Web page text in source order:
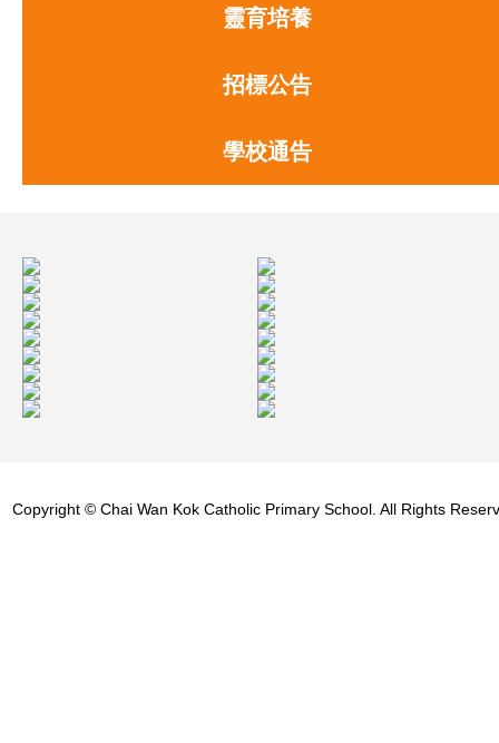
靈育培養
招標公告
學校通告
Copyright © Chai Wan Kok Catholic Primary School. All Rights